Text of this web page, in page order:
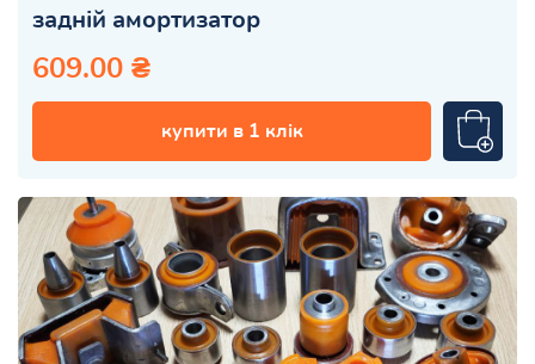
задній амортизатор
609.00 ₴
купити в 1 клік